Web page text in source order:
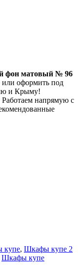
фон матовый № 96
или оформить под
и Крыму!
Работаем напрямую с
купе, Шкафы купе 2
Шкафы купе